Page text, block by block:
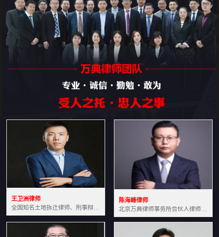
王卫洲律师
全国知名土地拆迁律师、刑事辩护律师北京万典律师事务所主任中国法学会会员北京市行政法研究会理事
陈海峰律师
北京万典律师事务所合伙人律师土地房产专业资深律师